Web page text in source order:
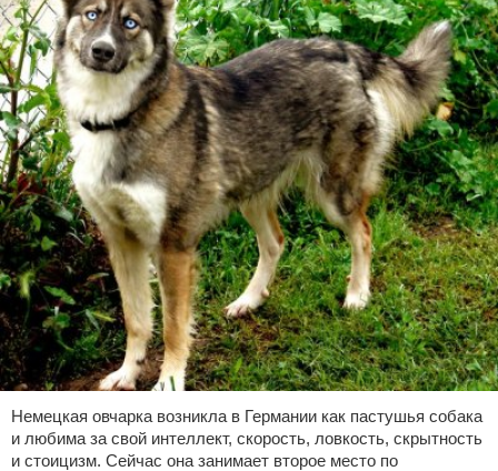
Немецкая овчарка возникла в Германии как пастушья собака
и любима за свой интеллект, скорость, ловкость, скрытность
и стоицизм. Сейчас она занимает второе место по